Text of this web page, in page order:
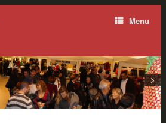
Menu
>